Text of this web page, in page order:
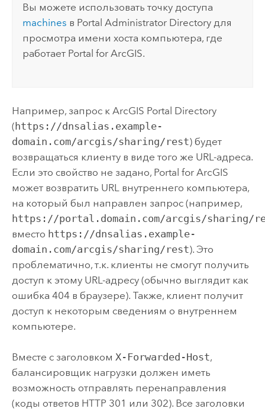
Вы можете использовать точку доступа
machines в Portal Administrator Directory для
просмотра имени хоста компьютера, где
работает Portal for ArcGIS.
Например, запрос к ArcGIS Portal Directory
( https://dnsalias.example-
domain.com/arcgis/sharing/rest) будет
возвращаться клиенту в виде того же URL-адреса.
Если это свойство не задано, Portal for ArcGIS
может возвратить URL внутреннего компьютера,
на который был направлен запрос (например,
https://portal.domain.com/arcgis/sharing/
вместо https://dnsalias.example-
domain.com/arcgis/sharing/rest). Это
проблематично, т.к. клиенты не смогут получить
доступ к этому URL-адресу (обычно выглядит как
ошибка 404 в браузере). Также, клиент получит
доступ к некоторым сведениям о внутреннем
компьютере.
Вместе с заголовком X-Forwarded-Host,
балансировщик нагрузки должен иметь
возможность отправлять перенаправления
(коды ответов HTTP 301 или 302). Все заголовки